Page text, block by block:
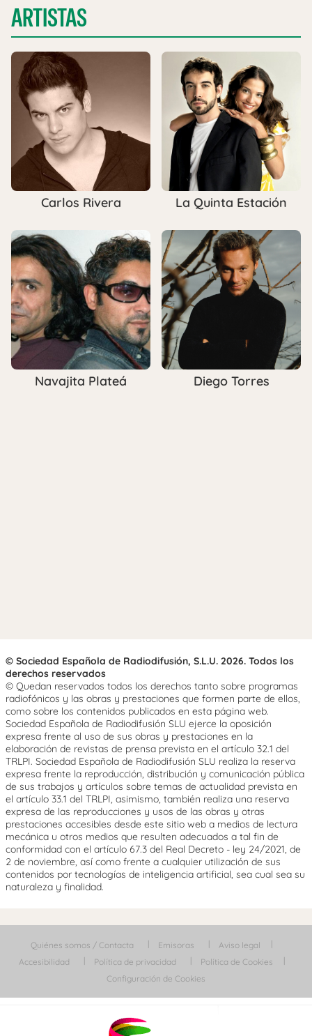
ARTISTAS
Carlos Rivera La Quinta Estación
Navajita Plateá Diego Torres
© Sociedad Española de Radiodifusión, S.L.U. 2026. Todos los
derechos reservados
© Quedan reservados todos los derechos tanto sobre programas
radiofónicos y las obras y prestaciones que formen parte de ellos,
como sobre los contenidos publicados en esta página web.
Sociedad Española de Radiodifusión SLU ejerce la oposición
expresa frente al uso de sus obras y prestaciones en la
elaboración de revistas de prensa prevista en el artículo 32.1 del
TRLPI. Sociedad Española de Radiodifusión SLU realiza la reserva
expresa frente la reproducción, distribución y comunicación pública
de sus trabajos y artículos sobre temas de actualidad prevista en
el artículo 33.1 del TRLPI, asimismo, también realiza una reserva
expresa de las reproducciones y usos de las obras y otras
prestaciones accesibles desde este sitio web a medios de lectura
mecánica u otros medios que resulten adecuados a tal fin de
conformidad con el artículo 67.3 del Real Decreto - ley 24/2021, de
2 de noviembre, así como frente a cualquier utilización de sus
contenidos por tecnologías de inteligencia artificial, sea cual sea su
naturaleza y finalidad.
Quiénes somos / Contacta Emisoras
Aviso legal
Accesibilidad
Política de privacidad
Política de Cookies
Configuración de Cookies